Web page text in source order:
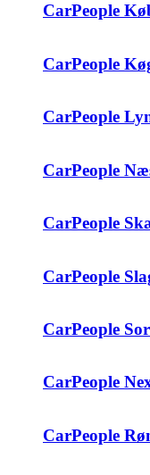
CarPeople
CarPeople
CarPeople
CarPeople
CarPeople
CarPeople
CarPeople
CarPeople
CarPeople